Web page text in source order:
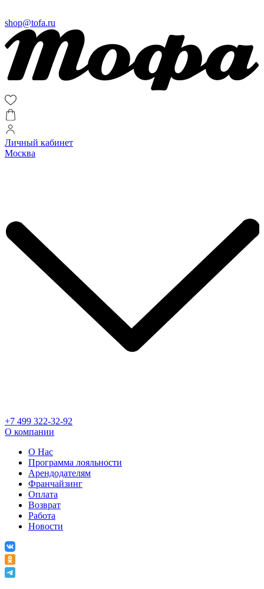
shop@tofa.ru
Личный кабинет
Москва
+7 499 322-32-92
О компании
О Нас
Программа лояльности
Арендодателям
Франчайзинг
Оплата
Возврат
Работа
Новости